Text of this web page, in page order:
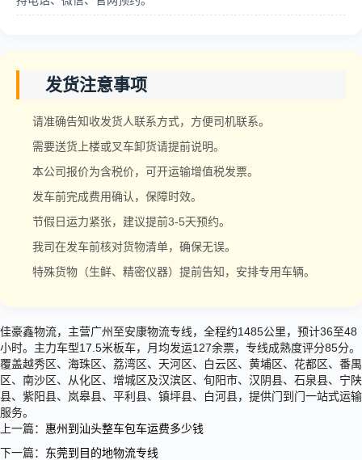
发货注意事项
请准确告知收发货人联系方式，方便司机联系。
需要送货上楼或叉车卸货请提前说明。
本公司报价为含税价，可开运输增值税发票。
发车前完成费用确认，保障时效。
节假日运力紧张，建议提前3-5天预约。
我司在发车前核对货物清单，确保无误。
特殊货物（生鲜、精密仪器）提前告知，安排专用车辆。
佳豪鑫物流，主营广州至安康物流专线，全程约1485公里，预计36至48
小时。主力车型17.5米板车，月均发运127余票，专线成熟度评分85分。
覆盖越秀区、海珠区、荔湾区、天河区、白云区、黄埔区、花都区、番禺
区、南沙区、从化区、增城区及汉滨区、旬阳市、汉阴县、石泉县、宁陕
县、紫阳县、岚皋县、平利县、镇坪县、白河县，提供门到门一站式运输
服务。
上一篇： 惠州到汕头整车包车运费多少钱
下一篇： 东莞到目的地物流专线